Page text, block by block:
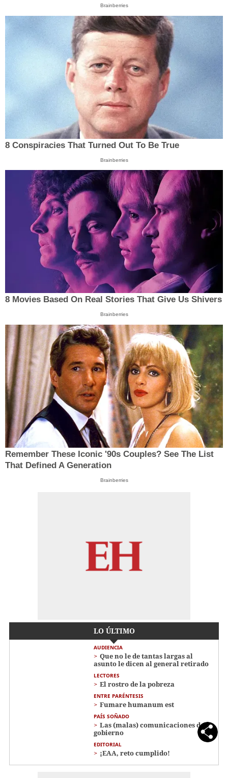
Brainberries
8 Conspiracies That Turned Out To Be True
Brainberries
8 Movies Based On Real Stories That Give Us Shivers
Brainberries
Remember These Iconic '90s Couples? See The List
That Defined A Generation
Brainberries
LO ÚLTIMO
AUDIENCIA
Que no le de tantas largas al
asunto le dicen al general retirado
LECTORES
El rostro de la pobreza
ENTRE PARÉNTESIS
Fumare humanum est
PAÍS SOÑADO
Las (malas) comunicaciones del
gobierno
EDITORIAL
¡EAA, reto cumplido!